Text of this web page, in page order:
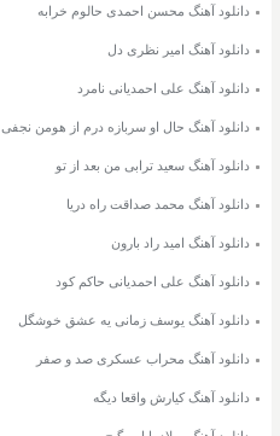
دانلود آهنگ محسن احمدی حالوم خرابه
دانلود آهنگ امیر نظری دل
دانلود آهنگ علی احمدیانی نامرد
دانلود آهنگ حال او سربازه درم از هومن نجفی
دانلود آهنگ سعید ترابی من بعد از تو
دانلود آهنگ محمد صداقت راه دریا
دانلود آهنگ امید راد بارون
دانلود آهنگ علی احمدیانی حاکم کود
دانلود آهنگ یوسف زمانی یه عشق خوشگل
دانلود آهنگ محراب عسکری صد و صفر
دانلود آهنگ کیارش واقعا دیگه